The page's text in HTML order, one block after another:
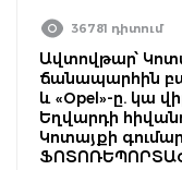
36781 դիտում
Ավտովթար՝
ճանապարհին
և «Opel»-ը. կա
Եղվարդի
Կոտայքի